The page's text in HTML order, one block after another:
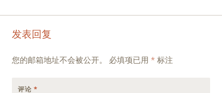
Post
navigation
发表回复
您的邮箱地址不会被公开。 必填项已用 * 标注
评论 *